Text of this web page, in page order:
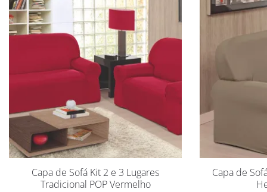
Capa de Sofá Kit 2 e 3 Lugares
Tradicional POP Vermelho
Capa de